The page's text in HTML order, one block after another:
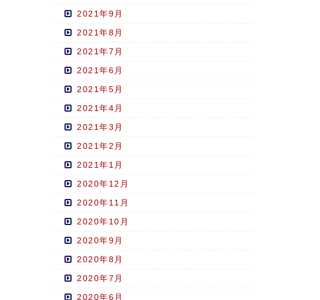
2021年9月
2021年8月
2021年7月
2021年6月
2021年5月
2021年4月
2021年3月
2021年2月
2021年1月
2020年12月
2020年11月
2020年10月
2020年9月
2020年8月
2020年7月
2020年6月